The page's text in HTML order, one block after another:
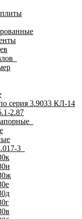
серия 3.9033 КЛ-14
2.87
3